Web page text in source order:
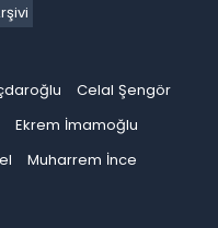
Celal Şengör
Ekrem İmamoğlu
Muharrem İnce